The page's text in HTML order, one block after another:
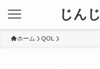
じん
ホーム QOL